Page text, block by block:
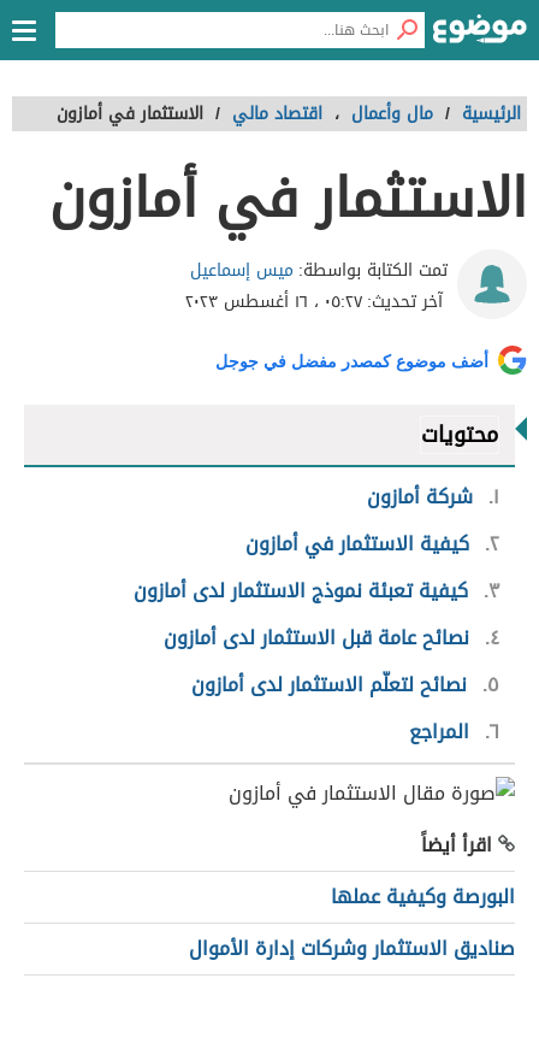
الرئيسية / مال وأعمال ، اقتصاد مالي / الاستثمار في أمازون
الاستثمار في أمازون
تمت الكتابة بواسطة: ميس إسماعيل
آخر تحديث:٠٥:٢٧ ، ١٦ أغسطس ٢٠٢٣
أضف موضوع كمصدر مفضل في جوجل
محتويات
١ شركة أمازون
٢ كيفية الاستثمار في أمازون
٣ كيفية تعبئة نموذج الاستثمار لدى أمازون
٤ نصائح عامة قبل الاستثمار لدى أمازون
٥ نصائح لتعلّم الاستثمار لدى أمازون
٦ المراجع
اقرأ أيضاً
البورصة وكيفية عملها
صناديق الاستثمار وشركات إدارة الأموال